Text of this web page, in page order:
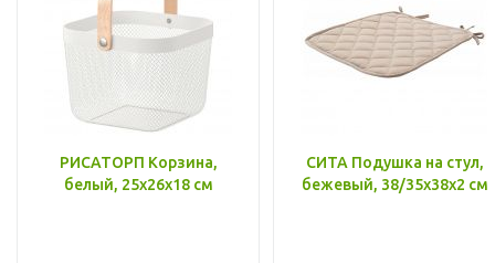
РИСАТОРП Корзина,
белый, 25x26x18 см
СИТА Подушка на стул,
бежевый, 38/35x38x2 см